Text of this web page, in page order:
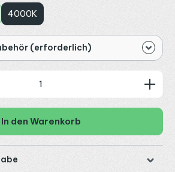
4000K
(erforderlich)
Gib den gewünschten Wert ein
In den Warenkorb